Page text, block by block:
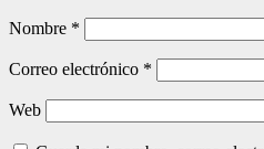
Nombre *
Correo electrónico *
Web